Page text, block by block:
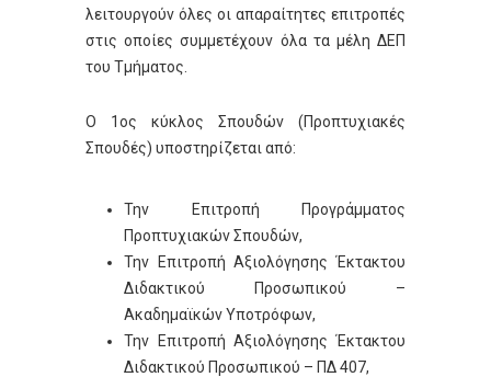
λειτουργούν όλες οι απαραίτητες επιτροπές
στις οποίες συμμετέχουν όλα τα μέλη ΔΕΠ
του Τμήματος.
Ο 1ος κύκλος Σπουδών (Προπτυχιακές
Σπουδές) υποστηρίζεται από:
Την Επιτροπή Προγράμματος
Προπτυχιακών Σπουδών,
Την Επιτροπή Αξιολόγησης Έκτακτου
Διδακτικού Προσωπικού –
Ακαδημαϊκών Υποτρόφων,
Την Επιτροπή Αξιολόγησης Έκτακτου
Διδακτικού Προσωπικού – ΠΔ 407,